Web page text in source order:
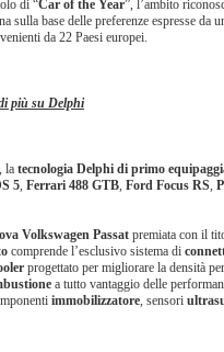
di “Car of the Year”, l’ambito
sulla base delle preferenze espresse da
da 22 Paesi europei.
più su Delphi
, la tecnologia Delphi di primo
5, Ferrari 488 GTB, Ford Focus RS,
Volkswagen Passat premiata con il
comprende l’esclusivo sistema di
progettato per migliorare la densità
a tutto vantaggio delle
immobilizzatore, sensori